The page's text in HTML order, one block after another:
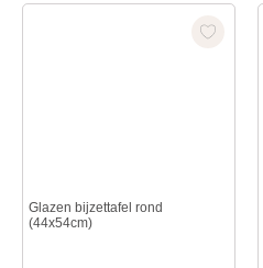
Glazen bijzettafel rond
(44x54cm)